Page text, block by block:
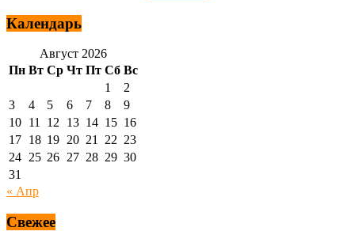
Календарь
Август 2026
Пн Вт Ср Чт Пт Сб Вс
1
2
3
4 5 6 7 8
9
10 11 12 13 14 15 16
17 18 19 20 21 22 23
24 25 26 27 28 29 30
31
« Апр
Свежее